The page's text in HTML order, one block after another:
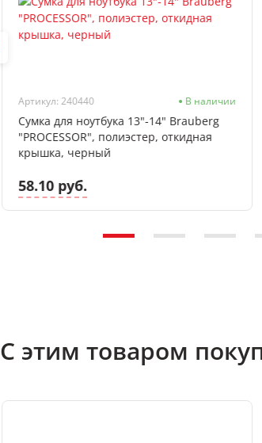
Артикул: 240440 В наличии
Сумка для ноутбука 13"-14" Brauberg
"PROCESSOR", полиэстер, откидная
крышка, черный
58.10 руб.
С этим товаром